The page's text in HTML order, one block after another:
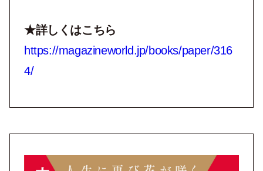
★詳しくはこちら
https://magazineworld.jp/books/paper/316
4/